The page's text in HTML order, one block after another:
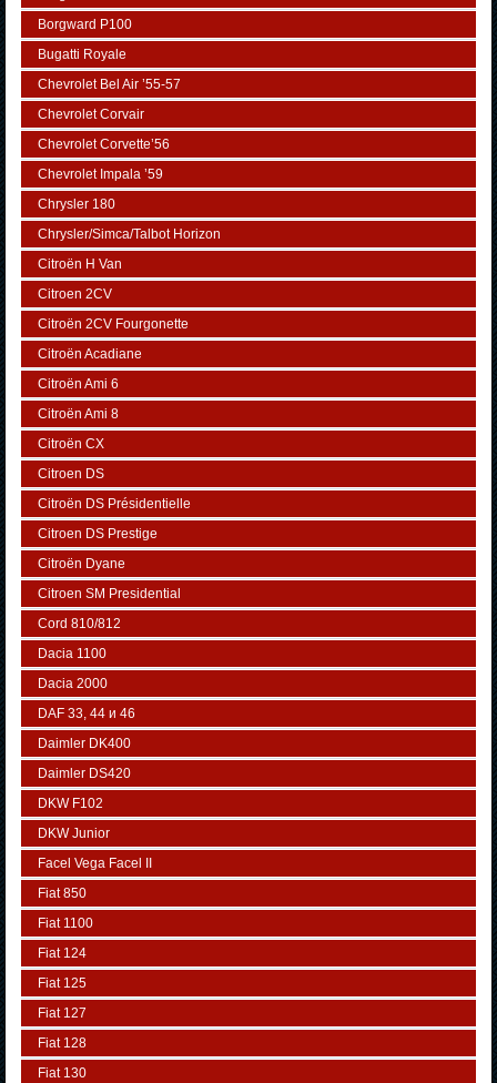
Borgward P100
Bugatti Royale
Chevrolet Bel Air ’55-57
Chevrolet Corvair
Chevrolet Corvette’56
Chevrolet Impala ’59
Chrysler 180
Chrysler/Simca/Talbot Horizon
Citroën H Van
Citroen 2CV
Citroën 2CV Fourgonette
Citroën Acadiane
Citroën Ami 6
Citroën Ami 8
Citroën CX
Citroen DS
Citroën DS Présidentielle
Citroen DS Prestige
Citroën Dyane
Citroen SM Presidential
Cord 810/812
Dacia 1100
Dacia 2000
DAF 33, 44 и 46
Daimler DK400
Daimler DS420
DKW F102
DKW Junior
Facel Vega Facel II
Fiat 850
Fiat 1100
Fiat 124
Fiat 125
Fiat 127
Fiat 128
Fiat 130